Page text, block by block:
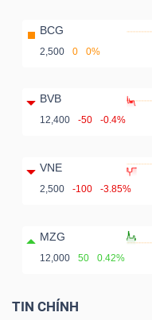
BCG
2,500 0 0%
BVB
12,400 -50 -0.4%
VNE
2,500 -100 -3.85%
MZG
12,000 50 0.42%
TIN CHÍNH